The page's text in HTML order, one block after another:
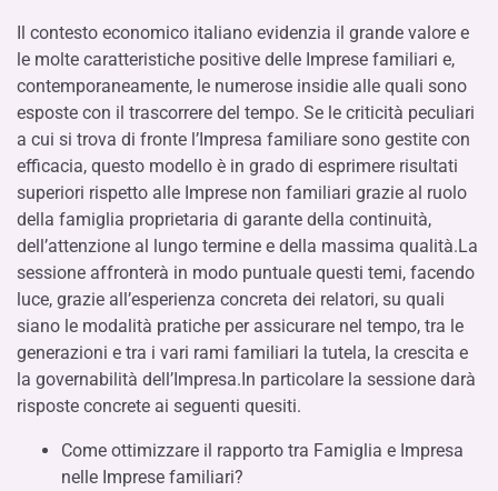
Il contesto economico italiano evidenzia il grande valore e
le molte caratteristiche positive delle Imprese familiari e,
contemporaneamente, le numerose insidie alle quali sono
esposte con il trascorrere del tempo. Se le criticità peculiari
a cui si trova di fronte l’Impresa familiare sono gestite con
efficacia, questo modello è in grado di esprimere risultati
superiori rispetto alle Imprese non familiari grazie al ruolo
della famiglia proprietaria di garante della continuità,
dell’attenzione al lungo termine e della massima qualità.La
sessione affronterà in modo puntuale questi temi, facendo
luce, grazie all’esperienza concreta dei relatori, su quali
siano le modalità pratiche per assicurare nel tempo, tra le
generazioni e tra i vari rami familiari la tutela, la crescita e
la governabilità dell’Impresa.In particolare la sessione darà
risposte concrete ai seguenti quesiti.
Come ottimizzare il rapporto tra Famiglia e Impresa
nelle Imprese familiari?